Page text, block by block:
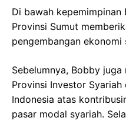
Di bawah kepemimpinan
Provinsi Sumut
pengembangan ekonomi
Sebelumnya, Bobby
Provinsi Investor Syariah
Indonesia atas
pasar modal syariah.